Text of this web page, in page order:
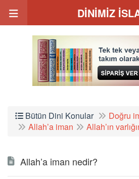
DİNİMİZ
Bütün Dini Konular
Doğru
Allah’a iman
Allah’ın
Allah’a iman nedir?